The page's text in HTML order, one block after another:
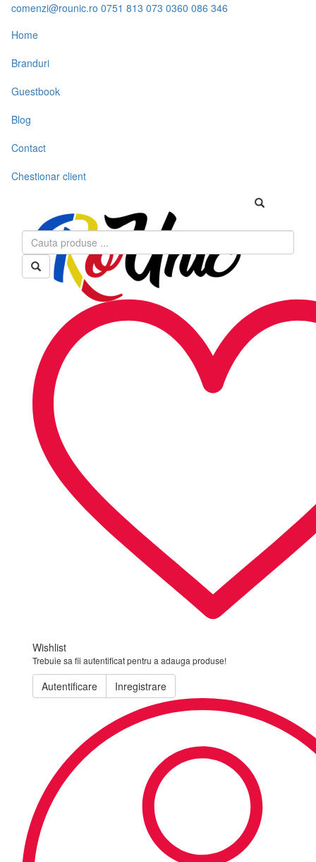
comenzi@rounic.ro 0751 813 073 0360 086 346
Home
Branduri
Guestbook
Blog
Contact
Chestionar client
Wishlist
Trebuie sa fii autentificat pentru a adauga produse!
Autentificare Inregistrare